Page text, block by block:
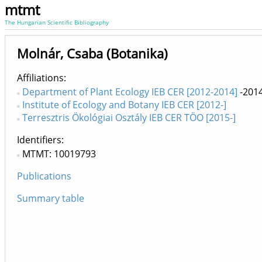
mtmt
The Hungarian Scientific Bibliography
Molnár, Csaba (Botanika)
Affiliations
Department of Plant Ecology IEB CER [2012-2014] -
Institute of Ecology and Botany IEB CER [2012-]
Terresztris Ökológiai Osztály IEB CER TÖO [2015-]
Identifiers
MTMT: 10019793
Publications
Summary table